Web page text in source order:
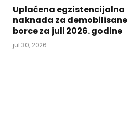
Uplaćena egzistencijalna
naknada za demobilisane
borce za juli 2026. godine
jul 30, 2026